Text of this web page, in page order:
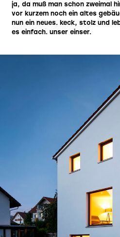
ja, da muß man schon zweimal
vor kurzem noch ein altes
nun ein neues. keck, stolz und
es einfach. unser einser.